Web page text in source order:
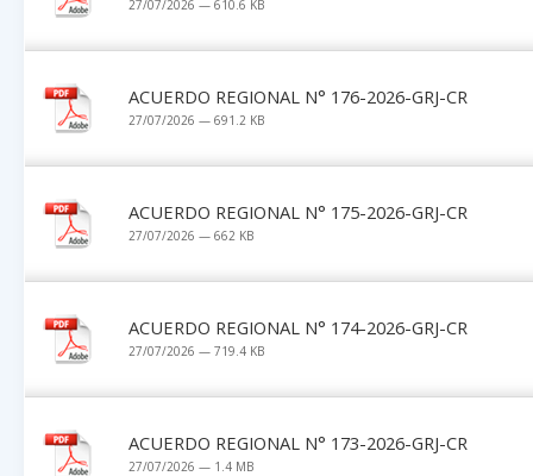
27/07/2026 — 610.6 KB
ACUERDO REGIONAL N° 176-2026-GRJ-CR
27/07/2026 — 691.2 KB
ACUERDO REGIONAL N° 175-2026-GRJ-CR
27/07/2026 — 662 KB
ACUERDO REGIONAL N° 174-2026-GRJ-CR
27/07/2026 — 719.4 KB
ACUERDO REGIONAL N° 173-2026-GRJ-CR
27/07/2026 — 1.4 MB